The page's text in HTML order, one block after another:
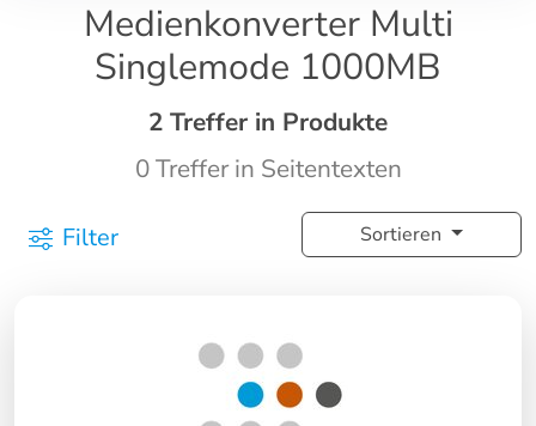
Medienkonverter Multi
Singlemode 1000MB
2 Treffer in Produkte
0 Treffer in Seitentexten
Filter Sortieren